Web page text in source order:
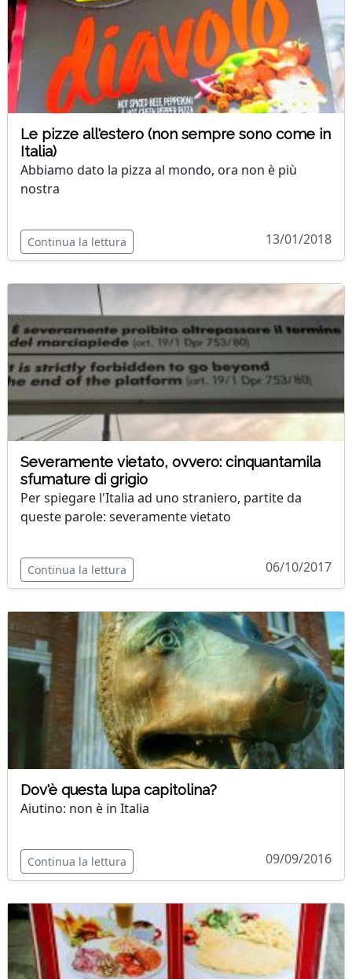
Le pizze all'estero (non sempre sono come in
Italia)
Abbiamo dato la pizza al mondo, ora non è più
nostra
Continua la lettura 13/01/2018
Severamente vietato, ovvero: cinquantamila
sfumature di grigio
Per spiegare l'Italia ad uno straniero, partite da
queste parole: severamente vietato
Continua la lettura 06/10/2017
Dov'è questa lupa capitolina?
Aiutino: non è in Italia
Continua la lettura 09/09/2016